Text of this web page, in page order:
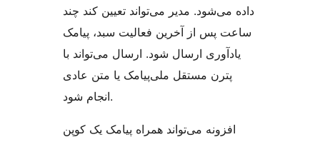
داده می‌شود. مدیر می‌تواند تعیین کند چند
ساعت پس از آخرین فعالیت سبد، پیامک
یادآوری ارسال شود. ارسال می‌تواند با
پترن مستقل ملی‌پیامک یا متن عادی
انجام شود.
افزونه می‌تواند همراه پیامک یک کوپن